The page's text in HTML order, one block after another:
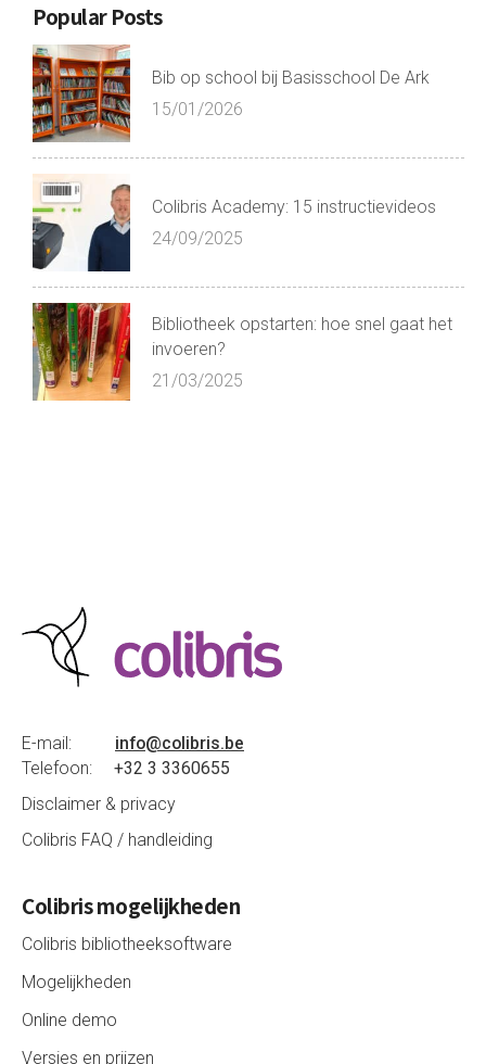
Popular Posts
Bib op school bij Basisschool De Ark
15/01/2026
Colibris Academy: 15 instructievideos
24/09/2025
Bibliotheek opstarten: hoe snel gaat het
invoeren?
21/03/2025
E-mail: info@colibris.be
Telefoon: +32 3 3360655
Disclaimer & privacy
Colibris FAQ / handleiding
Colibris mogelijkheden
Colibris bibliotheeksoftware
Mogelijkheden
Online demo
Versies en prijzen